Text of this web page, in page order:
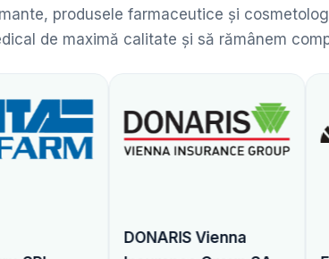
produsele farmaceutice și
de maximă calitate și să rămânem
DONARIS Vienna